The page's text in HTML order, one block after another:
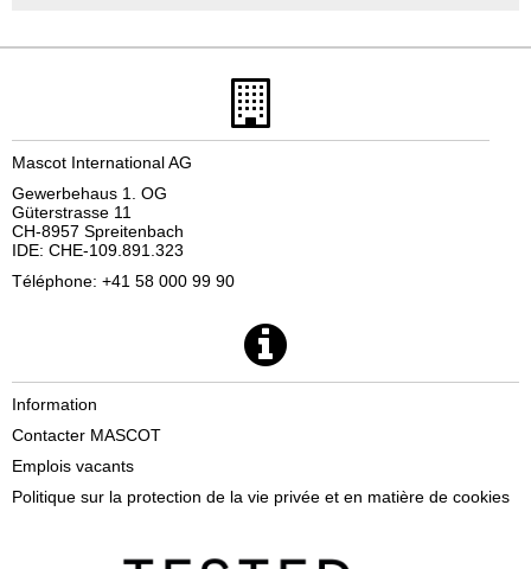
Mascot International AG
Gewerbehaus 1. OG
Güterstrasse 11
CH-8957 Spreitenbach
IDE: CHE-109.891.323
Téléphone: +41 58 000 99 90
Information
Contacter MASCOT
Emplois vacants
Politique sur la protection de la vie privée et en matière de cookies